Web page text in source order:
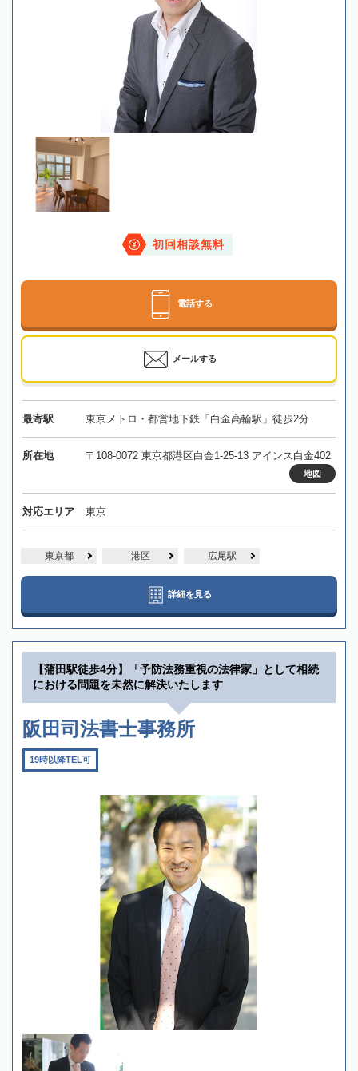
初回相談無料
電話する
メールする
最寄駅 東京メトロ・都営地下鉄「白金高輪駅」徒歩2分
所在地 〒108-0072 東京都港区白金1-25-13 アインス白金402
地図
対応エリア 東京
東京都 港区 広尾駅
詳細を見る
【蒲田駅徒歩4分】「予防法務重視の法律家」として相続
における問題を未然に解決いたします
阪田司法書士事務所
19時以降TEL可